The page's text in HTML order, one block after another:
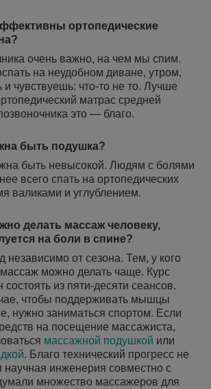
ортопедические
очень важно, на чем мы спим.
на неудобном диване, утром,
и чувствуешь: что-то не то. Лучше
матрас средней
это — благо.
быть подушка?
быть невысокой. Людям с болями
всего спать на ортопедических
валиками и углублением.
делать массаж человеку,
на боли в спине?
независимо от сезона. Тем, у кого
можно делать чаще. Курс
из пяти-десяти сеансов.
чтобы поддерживать мышцы
нужно заниматься спортом. Если
на посещение массажиста,
массажной подушкой или
. Благо технический прогресс не
научная инженерия совместно с
множество массажеров для